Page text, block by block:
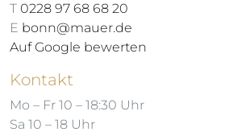
T 0228 97 68 68 20
E bonn@mauer.de
Auf Google bewerten
Kontakt
Mo – Fr 10 – 18:30 Uhr
Sa 10 – 18 Uhr